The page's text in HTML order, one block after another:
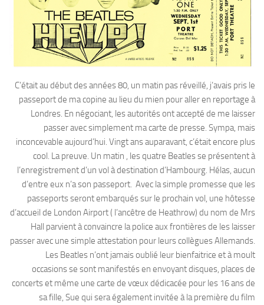
C’était au début des années 80, un matin pas réveillé, j’avais pris le
passeport de ma copine au lieu du mien pour aller en reportage à
Londres. En négociant, les autorités ont accepté de me laisser
passer avec simplement ma carte de presse. Sympa, mais
inconcevable aujourd’hui. Vingt ans auparavant, c’était encore plus
cool. La preuve. Un matin , les quatre Beatles se présentent à
l’enregistrement d’un vol à destination d’Hambourg. Hélas, aucun
d’entre eux n’a son passeport. Avec la simple promesse que les
passeports seront embarqués sur le prochain vol, une hôtesse
d’accueil de London Airport ( l’ancêtre de Heathrow) du nom de Mrs
Hall parvient à convaincre la police aux frontières de les laisser
passer avec une simple attestation pour leurs collègues Allemands.
Les Beatles n’ont jamais oublié leur bienfaitrice et à moult
occasions se sont manifestés en envoyant disques, places de
concerts et même une carte de vœux dédicacée pour les 16 ans de
sa fille, Sue qui sera également invitée à la première du film